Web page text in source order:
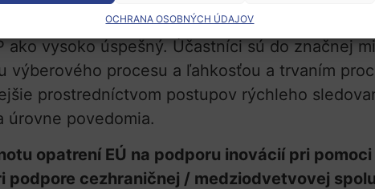
OCHRANA OSOBNÝCH ÚDAJOV
typu firmy, ich potrebám a ich ochote a
ako vysoko úspešný. Účastníci sú do značnej
výberového procesu a ľahkosťou a trvaním
prostredníctvom postupov rýchleho
úrovne povedomia.
opatrení EÚ na podporu inovácií pri
podpore cezhraničnej / medziodvetvovej